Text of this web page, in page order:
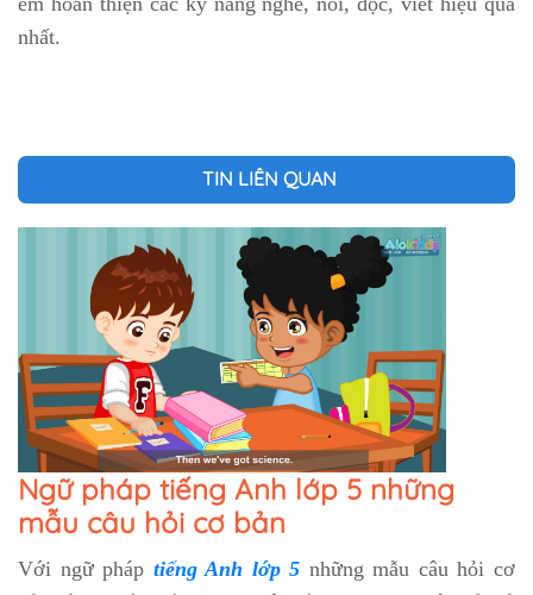
nhất.
TIN LIÊN QUAN
Ngữ pháp tiếng Anh lớp 5 những
mẫu câu hỏi cơ bản
Với ngữ pháp tiếng Anh lớp 5 những mẫu câu hỏi cơ